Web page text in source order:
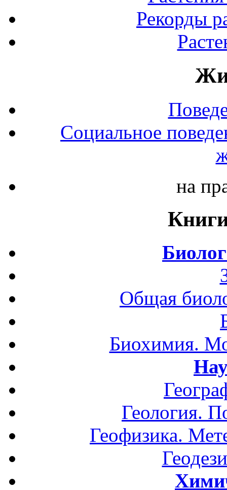
Рекорды
Социальное
на
Общая
Биохимия.
Геология.
Геофизика.